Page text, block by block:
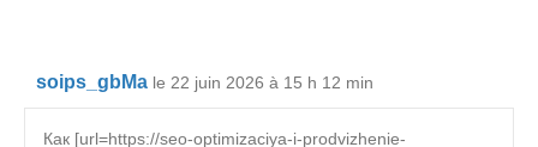
soips_gbMa le 22 juin 2026 à 15 h 12 min
Как [url=https://seo-optimizaciya-i-prodvizhenie-